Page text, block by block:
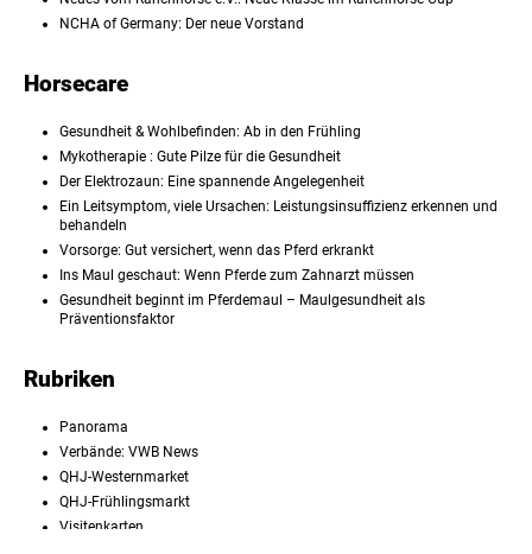
NCHA of Germany: Der neue Vorstand
Horsecare
Gesundheit & Wohlbefinden: Ab in den Frühling
Mykotherapie : Gute Pilze für die Gesundheit
Der Elektrozaun: Eine spannende Angelegenheit
Ein Leitsymptom, viele Ursachen: Leistungsinsuffizienz erkennen und
behandeln
Vorsorge: Gut versichert, wenn das Pferd erkrankt
Ins Maul geschaut: Wenn Pferde zum Zahnarzt müssen
Gesundheit beginnt im Pferdemaul – Maulgesundheit als
Präventionsfaktor
Rubriken
Panorama
Verbände: VWB News
QHJ-Westernmarket
QHJ-Frühlingsmarkt
Visitenkarten